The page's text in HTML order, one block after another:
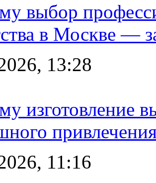
выбор
в Москве —
13:28
изготовление
11:16